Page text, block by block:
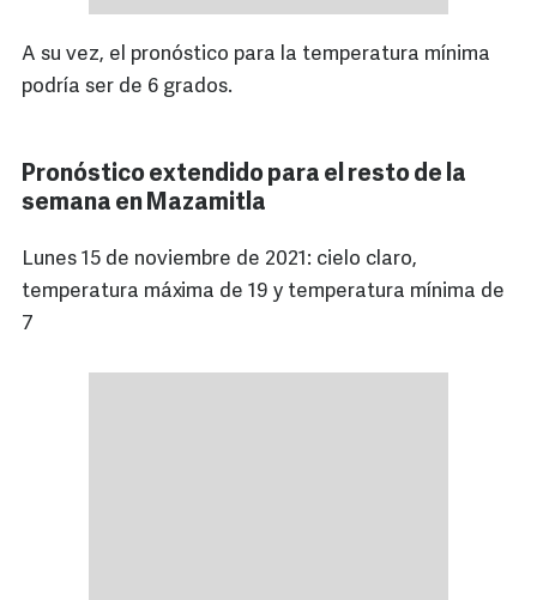
A su vez, el pronóstico para la temperatura mínima
podría ser de 6 grados.
Pronóstico extendido para el resto de la
semana en Mazamitla
Lunes 15 de noviembre de 2021: cielo claro,
temperatura máxima de 19 y temperatura mínima de
7